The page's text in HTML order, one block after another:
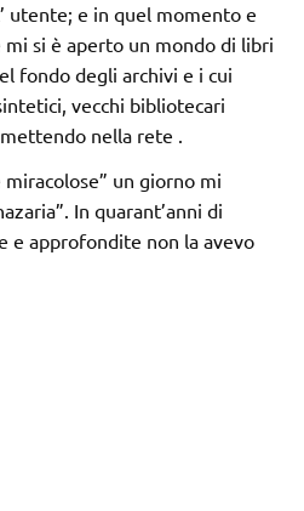
utente; e in quel momento e
si è aperto un mondo di libri
fondo degli archivi e i cui
vecchi bibliotecari
nella rete .
un giorno mi
In quarant’anni di
e approfondite non la avevo